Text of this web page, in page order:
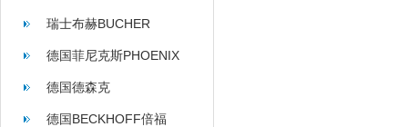
瑞士布赫BUCHER
德国菲尼克斯PHOENIX
德国德森克
德国BECKHOFF倍福